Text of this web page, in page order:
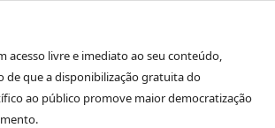
acesso livre e imediato ao seu conteúdo,
de que a disponibilização gratuita do
ao público promove maior democratização